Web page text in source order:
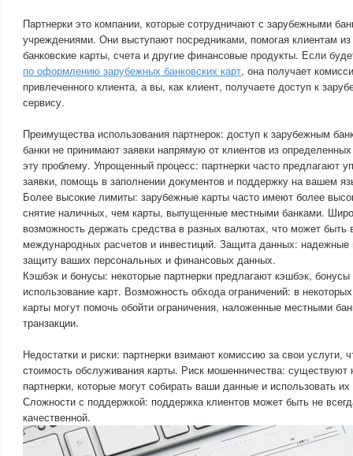
Партнерки это компании, которые сотрудничают с зарубежными
учреждениями. Они выступают посредниками, помогая клиентам
банковские карты, счета и другие финансовые продукты. Если
по оформлению зарубежных банковских карт, она получает
привлеченного клиента, а вы, как клиент, получаете доступ к
сервису.
Преимущества использования партнерок: доступ к зарубежным
банки не принимают заявки напрямую от клиентов из
эту проблему. Упрощенный процесс: партнерки часто предлагают
заявки, помощь в заполнении документов и поддержку на вашем
Более высокие лимиты: зарубежные карты часто имеют более
снятие наличных, чем карты, выпущенные местными банками.
возможность держать средства в разных валютах, что может быть
международных расчетов и инвестиций. Защита данных: надежные
защиту ваших персональных и финансовых данных.
Кэшбэк и бонусы: некоторые партнерки предлагают кэшбэк, бонусы
использование карт. Возможность обхода ограничений: в
карты могут помочь обойти ограничения, наложенные местными
транзакции.
Недостатки и риски: партнерки взимают комиссию за свои услуги,
стоимость обслуживания карты. Риск мошенничества: существуют
партнерки, которые могут собирать ваши данные и использовать
Сложности с поддержкой: поддержка клиентов может быть не
качественной.